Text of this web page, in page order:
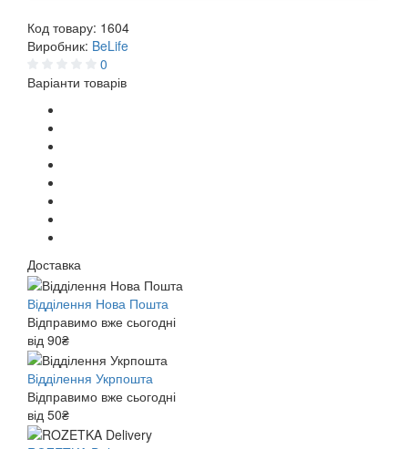
Код товару: 1604
Виробник: BeLife
0
Варіанти товарів
Доставка
Відділення Нова Пошта
Відправимо вже сьогодні
від 90₴
Відділення Укрпошта
Відправимо вже сьогодні
від 50₴